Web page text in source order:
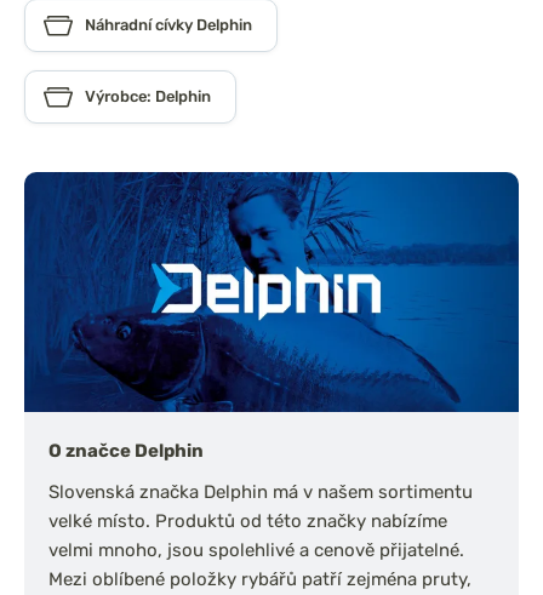
Náhradní cívky Delphin
Výrobce: Delphin
O značce Delphin
Slovenská značka Delphin má v našem sortimentu
velké místo. Produktů od této značky nabízíme
velmi mnoho, jsou spolehlivé a cenově přijatelné.
Mezi oblíbené položky rybářů patří zejména pruty,